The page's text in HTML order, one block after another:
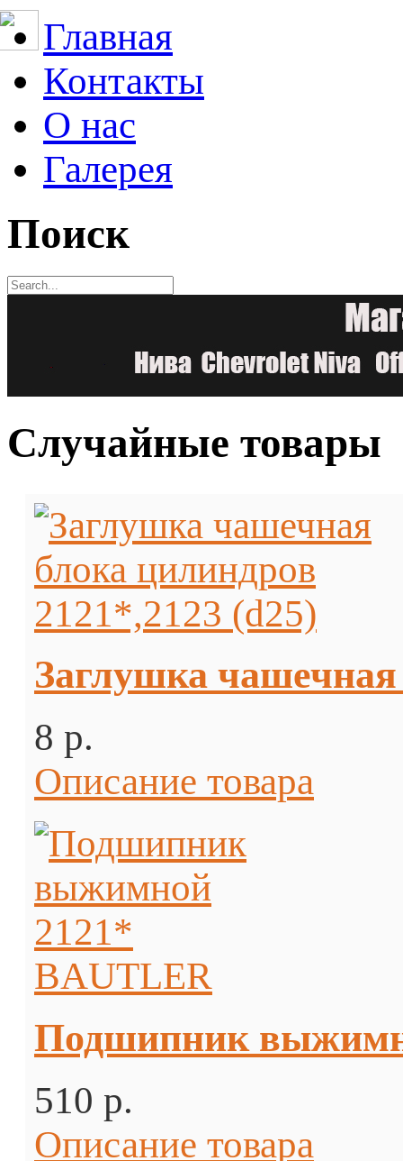
Главная
Контакты
О нас
Галерея
Поиск
Случайные товары
Заглушка чашечная
8 p.
Описание товара
Подшипник
510 p.
Описание товара